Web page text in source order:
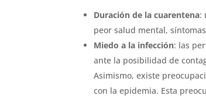
Duración de la cuarentena:
peor salud mental,
Miedo a la infección: las
ante la posibilidad de
Asimismo, existe
con la epidemia. Esta